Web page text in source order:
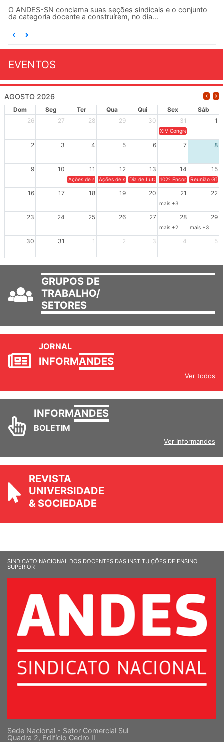
O ANDES-SN conclama suas seções sindicais e o conjunto
da categoria docente a construírem, no dia...
EVENTOS
AGOSTO 2026
Dom Seg Ter Qua Qui Sex
Sáb
26
27 28 29 30 31 1
XIV Congresso Brasileiro
2 3 4 5 6 7 8
9 10 11 12 13 14 15
Ações de solidariedade a Cuba no Rio Grande do Sul - 100
Ações de solidariedade a Cuba no Rio Grande do
Dia de Luta em Defesa de Cuba e da
102º Encontro da
Reunião
16 17 18 19 20 21 22
mais +3
23 24 25 26 27 28 29
mais +2 mais +3
30 31 1 2 3 4 5
GRUPOS DE
TRABALHO/
SETORES
JORNAL
INFORMANDES
Ver todos
INFORMANDES
BOLETIM
Ver Informandes
REVISTA
UNIVERSIDADE
& SOCIEDADE
SINDICATO NACIONAL DOS DOCENTES DAS INSTITUIÇÕES DE ENSINO
SUPERIOR
Sede Nacional - Setor Comercial Sul
Quadra 2, Edifício Cedro II